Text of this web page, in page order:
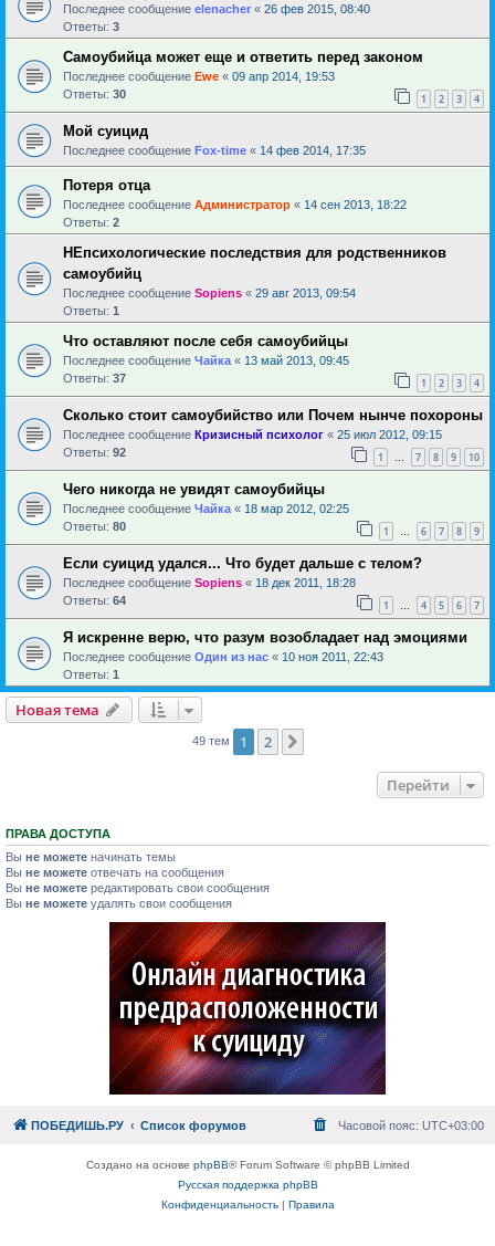
Последнее сообщение elenacher « 26 фев 2015, 08:40
Ответы: 3
Самоубийца может еще и ответить перед законом
Последнее сообщение Ewe « 09 апр 2014, 19:53
Ответы: 30 1 2 3 4
Мой суицид
Последнее сообщение Fox-time « 14 фев 2014, 17:35
Потеря отца
Последнее сообщение Администратор « 14 сен 2013, 18:22
Ответы: 2
НЕпсихологические последствия для родственников
самоубийц
Последнее сообщение Sopiens « 29 авг 2013, 09:54
Ответы: 1
Что оставляют после себя самоубийцы
Последнее сообщение Чайка « 13 май 2013, 09:45
Ответы: 37 1 2 3 4
Сколько стоит самоубийство или Почем нынче похороны
Последнее сообщение Кризисный психолог « 25 июл 2012, 09:15
Ответы: 92 1 … 7 8 9 10
Чего никогда не увидят самоубийцы
Последнее сообщение Чайка « 18 мар 2012, 02:25
Ответы: 80 1 … 6 7 8 9
Если суицид удался... Что будет дальше с телом?
Последнее сообщение Sopiens « 18 дек 2011, 18:28
Ответы: 64 1 … 4 5 6 7
Я искренне верю, что разум возобладает над эмоциями
Последнее сообщение Один из нас « 10 ноя 2011, 22:43
Ответы: 1
Новая тема
49 тем 1 2
Перейти
ПРАВА ДОСТУПА
Вы не можете начинать темы
Вы не можете отвечать на сообщения
Вы не можете редактировать свои сообщения
Вы не можете удалять свои сообщения
ПОБЕДИШЬ.РУ Список форумов Часовой пояс: UTC+03:00
Создано на основе phpBB® Forum Software © phpBB Limited
Русская поддержка phpBB
Конфиденциальность| Правила